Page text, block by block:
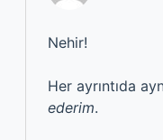
Nehir!
Her ayrıntıda
ederim.